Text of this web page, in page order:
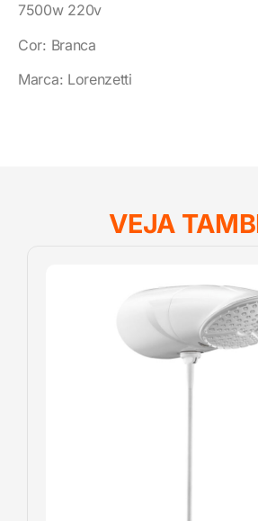
7500w 220v
Cor: Branca
Marca: Lorenzetti
VEJA